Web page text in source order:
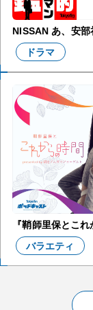
ドラマ
バラエティ